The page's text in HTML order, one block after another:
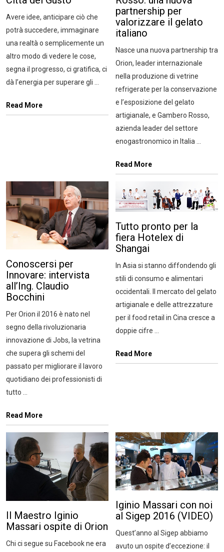
Avere idee, anticipare ciò che
potrà succedere, immaginare
una realtà o semplicemente un
altro modo di vedere le cose,
segna il progresso, ci gratifica, ci
dà l’energia per superare gli ...
Read More
partnership per
valorizzare il gelato
italiano
Nasce una nuova partnership tra
Orion, leader internazionale
nella produzione di vetrine
refrigerate per la conservazione
e l’esposizione del gelato
artigianale, e Gambero Rosso,
azienda leader del settore
enogastronomico in Italia ...
Read More
Conoscersi per
Innovare: intervista
all’Ing. Claudio
Bocchini
Per Orion il 2016 è nato nel
segno della rivoluzionaria
innovazione di Jobs, la vetrina
che supera gli schemi del
passato per migliorare il lavoro
quotidiano dei professionisti di
tutto ...
Read More
Tutto pronto per la
fiera Hotelex di
Shangai
In Asia si stanno diffondendo gli
stili di consumo e alimentari
occidentali. Il mercato del gelato
artigianale e delle attrezzature
per il food retail in Cina cresce a
doppie cifre ...
Read More
Il Maestro Iginio
Massari ospite di Orion
Chi ci segue su Facebook ne era
Iginio Massari con noi
al Sigep 2016 (VIDEO)
Quest’anno al Sigep abbiamo
avuto un ospite d’eccezione: il